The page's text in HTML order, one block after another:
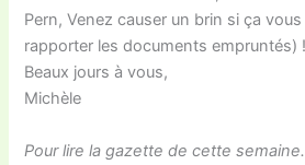
Pern, Venez causer un brin si ça
rapporter les documents empruntés) !
Beaux jours à vous,
Michèle
Pour lire la gazette de cette